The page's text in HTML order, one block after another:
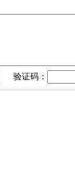
验证码：